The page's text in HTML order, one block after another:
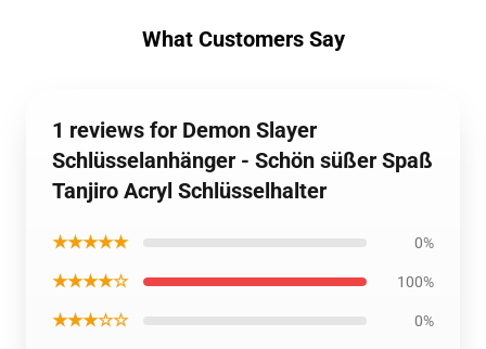
What Customers Say
1 reviews for Demon Slayer
Schlüsselanhänger - Schön süßer Spaß
Tanjiro Acryl Schlüsselhalter
★★★★★ 0%
★★★★☆ 100%
★★★☆☆ 0%